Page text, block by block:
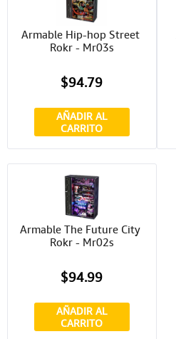
Armable Hip-hop Street
Rokr - Mr03s
$94.79
AÑADIR AL
CARRITO
Armable The Future City
Rokr - Mr02s
$94.99
AÑADIR AL
CARRITO